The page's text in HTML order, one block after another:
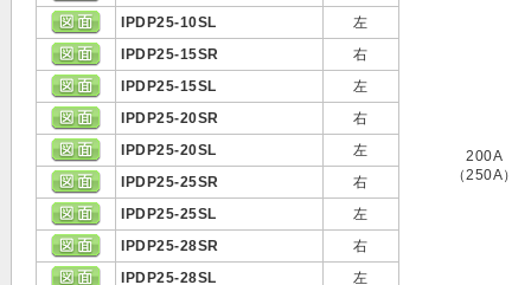
200A
（250A）
IPDP25-10SL
左
IPDP25-15SR
右
IPDP25-15SL
左
IPDP25-20SR
右
IPDP25-20SL
左
IPDP25-25SR
右
IPDP25-25SL
左
IPDP25-28SR
右
IPDP25-28SL
左